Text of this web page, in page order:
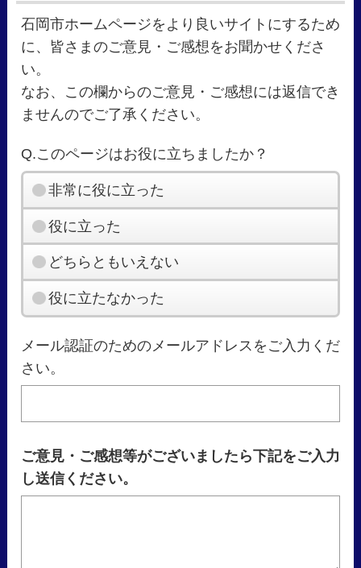
石岡市ホームページをより良いサイトにするため
に、皆さまのご意見・ご感想をお聞かせくださ
い。
なお、この欄からのご意見・ご感想には返信でき
ませんのでご了承ください。
Q.このページはお役に立ちましたか？
非常に役に立った
役に立った
どちらともいえない
役に立たなかった
メール認証のためのメールアドレスをご入力くだ
さい。
ご意見・ご感想等がございましたら下記をご入力
し送信ください。